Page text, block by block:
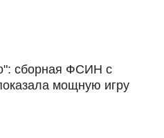
сборная ФСИН с
мощную игру